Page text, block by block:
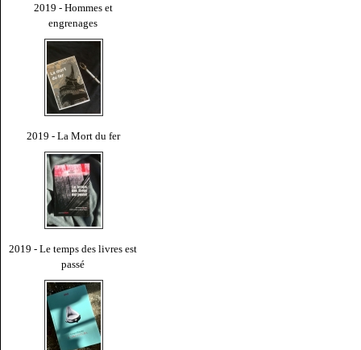
2019 - Hommes et
engrenages
2019 - La Mort du fer
2019 - Le temps des livres est
passé